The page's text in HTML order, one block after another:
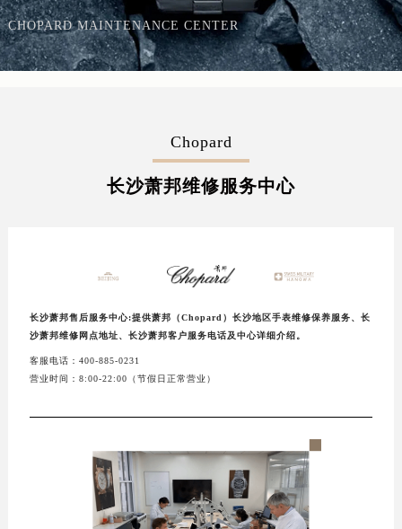
CHOPARD MAINTENANCE CENTER
Chopard
长沙萧邦维修服务中心
长沙萧邦售后服务中心:提供萧邦（Chopard）长沙地区手表维修保养服务、长
沙萧邦维修网点地址、长沙萧邦客户服务电话及中心详细介绍。
客服电话：400-885-0231
营业时间：8:00-22:00（节假日正常营业）